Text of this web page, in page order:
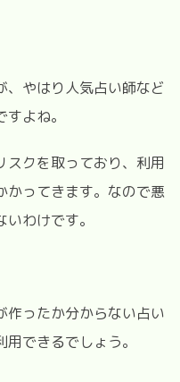
、やはり人気占い師など
よね。
スクを取っており、利用
かってきます。なので悪
わけです。
作ったか分からない占い
できるでしょう。